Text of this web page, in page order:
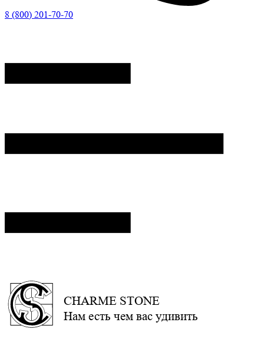
8 (800) 201-70-70
CHARME STONE
Нам есть чем вас удивить